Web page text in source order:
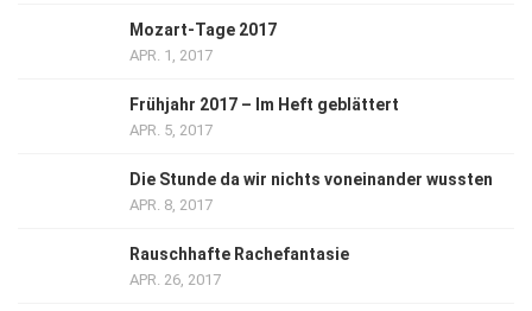
Mozart-Tage 2017
APR. 1, 2017
Frühjahr 2017 – Im Heft geblättert
APR. 5, 2017
Die Stunde da wir nichts voneinander wussten
APR. 8, 2017
Rauschhafte Rachefantasie
APR. 26, 2017